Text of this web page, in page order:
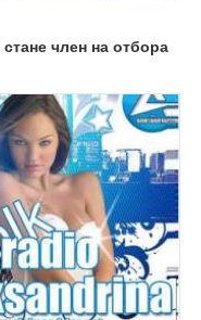
член на отбора